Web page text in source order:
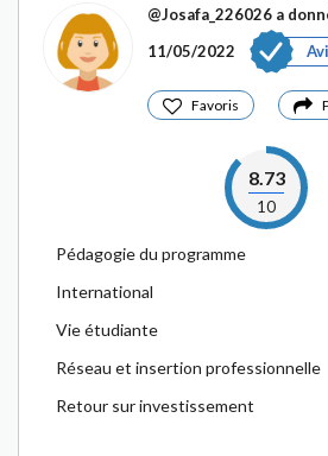
@Josafa_226026 a
11/05/2022
Favoris
8.73
10
Pédagogie du programme
International
Vie étudiante
Réseau et insertion professionnelle
Retour sur investissement